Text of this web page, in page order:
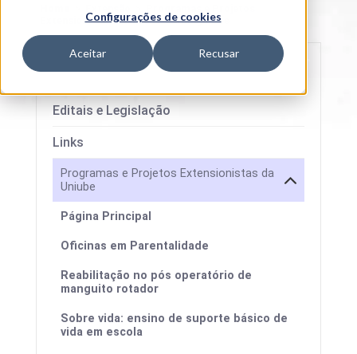
Configurações de cookies
Aceitar Recusar
Extensionistas da Uniube >Alongue-se
Editais e Legislação
Links
Programas e Projetos Extensionistas da
Uniube
Página Principal
Oficinas em Parentalidade
Reabilitação no pós operatório de
manguito rotador
Sobre vida: ensino de suporte básico de
vida em escola